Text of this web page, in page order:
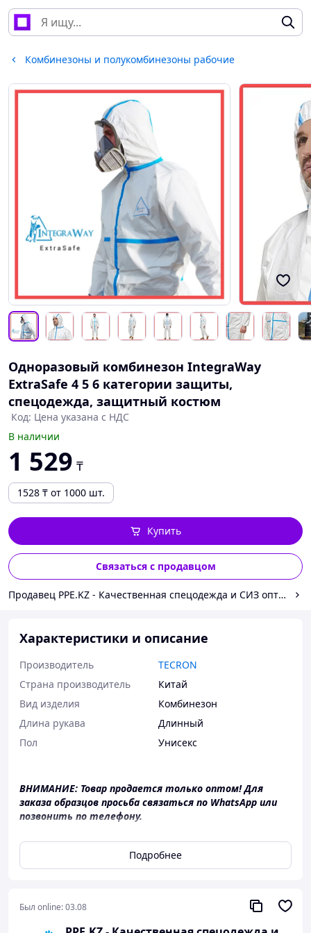
Комбинезоны и полукомбинезоны рабочие
Одноразовый комбинезон IntegraWay
ExtraSafe 4 5 6 категории защиты,
спецодежда, защитный костюм
Код: Цена указана с НДС
В наличии
1 529 ₸
1528 ₸ от 1000 шт.
Купить
Связаться с продавцом
Продавец PPE.KZ - Качественная спецодежда и СИЗ оптом
Характеристики и описание
Производитель
TECRON
Страна производитель
Китай
Вид изделия
Комбинезон
Длина рукава
Длинный
Пол
Унисекс
ВНИМАНИЕ: Товар продается только оптом! Для
заказа образцов просьба связаться по WhatsApp или
позвонить по телефону.
Защитные комбинезоныIntegraWay ExtraSafeс
проклеенными швами 4, 5, 6 класса защиты
применяются в сельскохозяйственных работах,
Подробнее
Был online:03.08